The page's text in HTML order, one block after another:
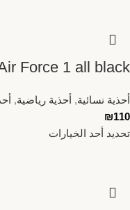
Force 1 all black
أحذية نسائية, أحذية رياضية,
₪110
تحديد أحد الخيارات